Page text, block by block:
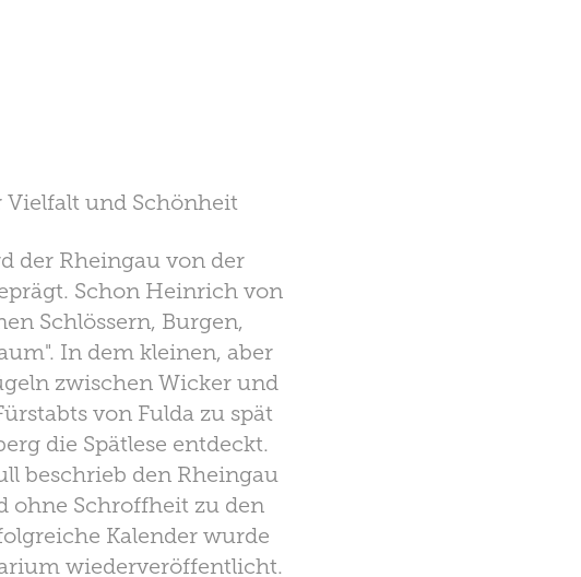
und Schönheit
der Rheingau von der
Schon Heinrich von
Schlössern, Burgen,
In dem kleinen, aber
zwischen Wicker und
von Fulda zu spät
die Spätlese entdeckt.
beschrieb den Rheingau
ohne Schroffheit zu den
Kalender wurde
wiederveröffentlicht.